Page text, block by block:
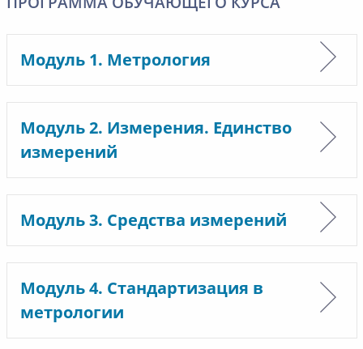
Модуль 1. Метрология
Модуль 2. Измерения. Единство
измерений
Модуль 3. Средства измерений
Модуль 4. Стандартизация в
метрологии